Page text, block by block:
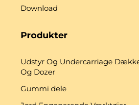
Download
Produkter
Udstyr Og Undercarriage
Og Dozer
Gummi dele